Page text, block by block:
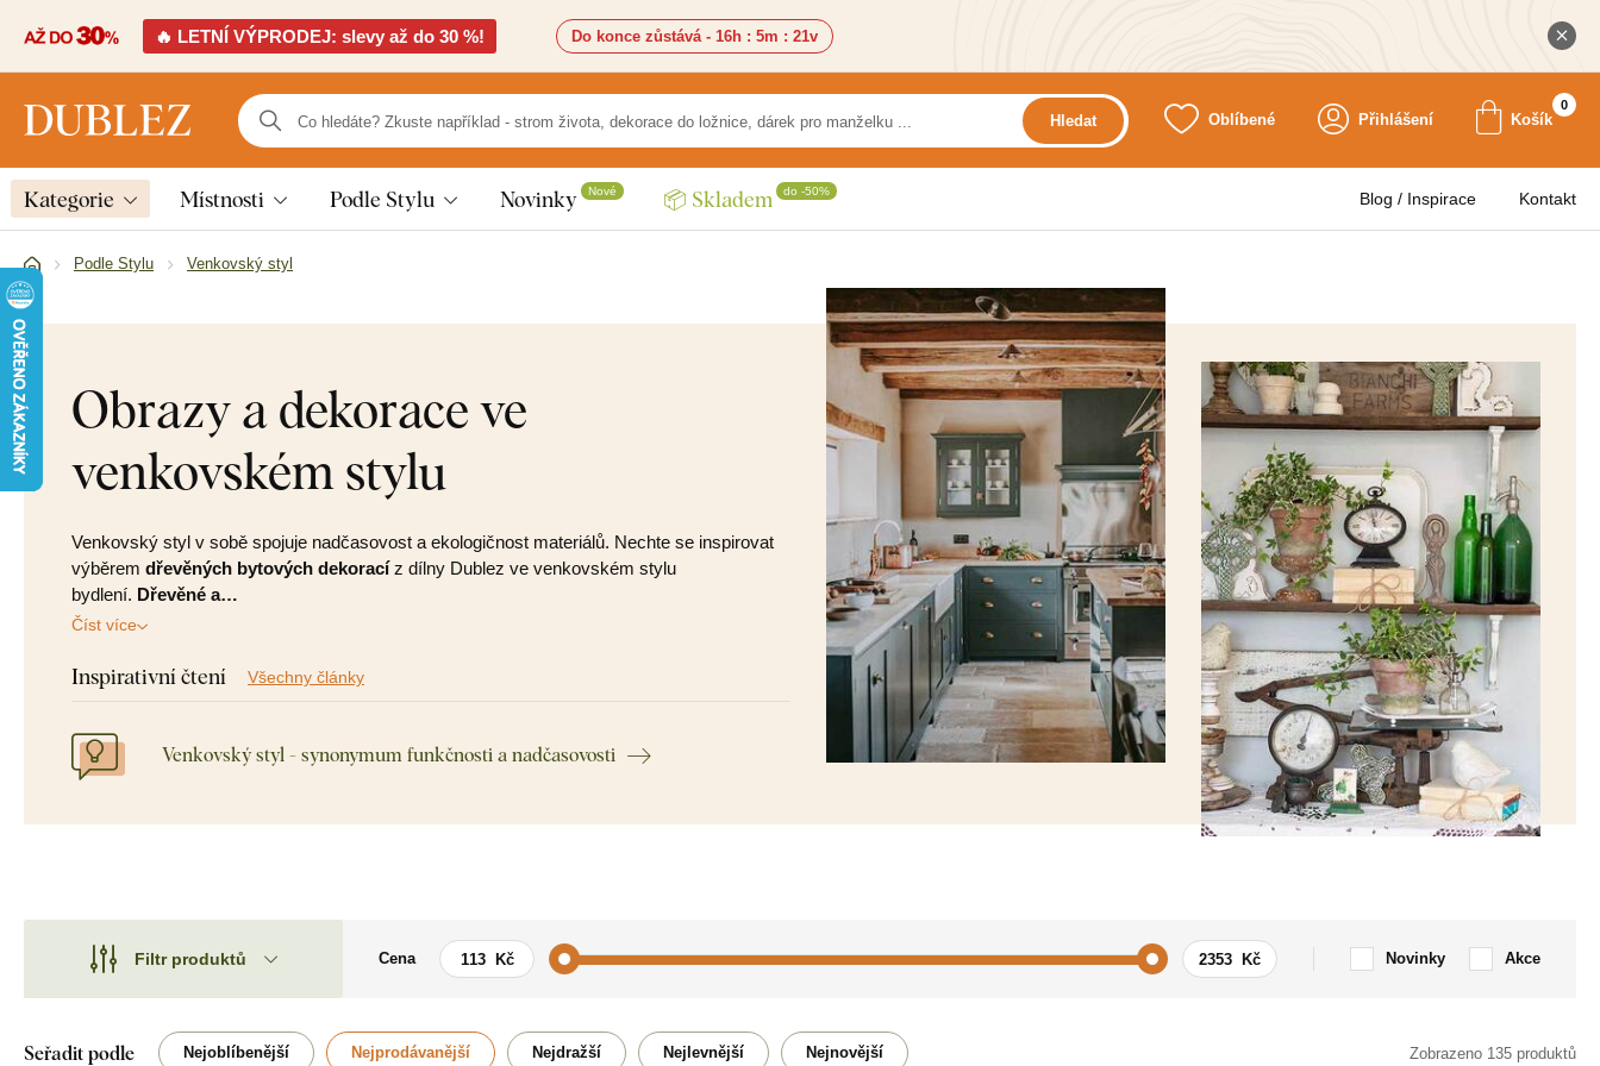
🔥 LETNÍ VÝPRODEJ: slevy až do 30 %! Do konce zůstává - 16h : 5m : 19v
Hledat Oblíbené Přihlášení Košík
0
Kategorie Místnosti Podle Stylu Novinky Nové 📦 Skladem do -50% Blog / Inspirace Kontakt
Podle Stylu Venkovský styl
Obrazy a dekorace ve
venkovském stylu
Venkovský styl v sobě spojuje nadčasovost a ekologičnost materiálů. Nechte se inspirovat
výběrem dřevěných bytových dekoracíz dílny Dublez ve venkovském stylu
bydlení. Dřevěné a…
Číst více
Inspirativní čtení Všechny články
Venkovský styl - synonymum funkčnosti a nadčasovosti
Filtr produktů
Motiv Cena Novinky Akce
Motiv
Auto / Motorka Anděl
Seřadit podle Nejoblíbenější Nejprodávanější Nejdražší Nejlevnější Nejnovější Zobrazeno 135 produktů